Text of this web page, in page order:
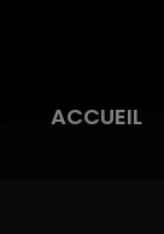
ACCUEIL